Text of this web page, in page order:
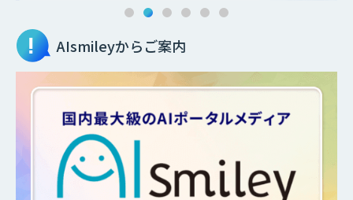
AIsmileyからご案内